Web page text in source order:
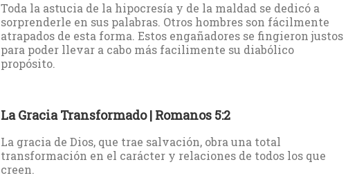
Toda la astucia de la hipocresía y de la maldad se dedicó a
sorprenderle en sus palabras. Otros hombres son fácilmente
atrapados de esta forma. Estos engañadores se fingieron justos
para poder llevar a cabo más facilimente su diabólico
propósito.
La Gracia Transformado | Romanos 5:2
La gracia de Dios, que trae salvación, obra una total
transformación en el carácter y relaciones de todos los que
creen.